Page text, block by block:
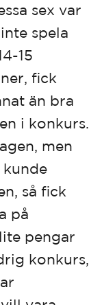
sex var
spela
15
fick
än bra
i konkurs.
men
så fick
på
pengar
konkurs,